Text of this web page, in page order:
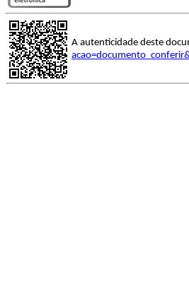
A autenticidade deste